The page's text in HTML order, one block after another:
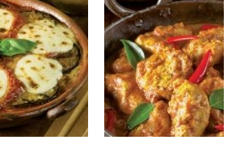
GRZYBY
KRAJOBRAZ
RĘKODZIEŁO